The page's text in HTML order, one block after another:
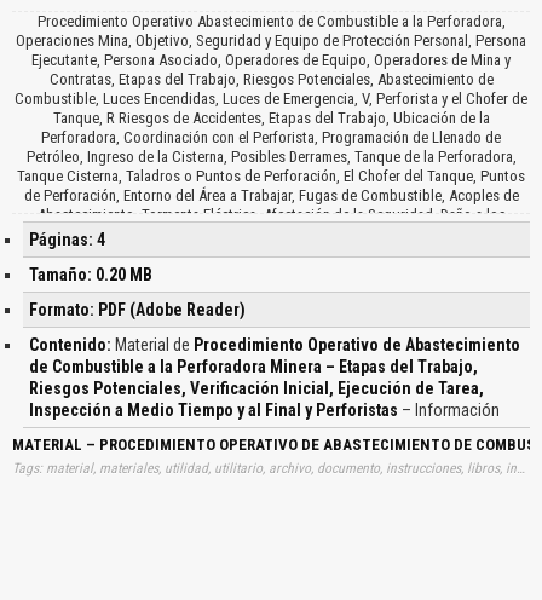
Procedimiento Operativo Abastecimiento de Combustible a la Perforadora,
Operaciones Mina, Objetivo, Seguridad y Equipo de Protección Personal, Persona
Ejecutante, Persona Asociado, Operadores de Equipo, Operadores de Mina y
Contratas, Etapas del Trabajo, Riesgos Potenciales, Abastecimiento de
Combustible, Luces Encendidas, Luces de Emergencia, V, Perforista y el Chofer de
Tanque, R Riesgos de Accidentes, Etapas del Trabajo, Ubicación de la
Perforadora, Coordinación con el Perforista, Programación de Llenado de
Petróleo, Ingreso de la Cisterna, Posibles Derrames, Tanque de la Perforadora,
Tanque Cisterna, Taladros o Puntos de Perforación, El Chofer del Tanque, Puntos
de Perforación, Entorno del Área a Trabajar, Fugas de Combustible, Acoples de
Abastecimiento, Tormenta Eléctrica, Afectación de la Seguridad, Daño a los
Equipos Cercanos, Contaminación del Suelo y Aire, Las Luces Encendidas…
Páginas: 4
Tamaño: 0.20 MB
Formato: PDF (Adobe Reader)
Contenido: Material de Procedimiento Operativo de Abastecimiento
de Combustible a la Perforadora Minera – Etapas del Trabajo,
Riesgos Potenciales, Verificación Inicial, Ejecución de Tarea,
Inspección a Medio Tiempo y al Final y Perforistas – Información
MATERIAL – PROCEDIMIENTO OPERATIVO DE ABASTECIMIENTO DE